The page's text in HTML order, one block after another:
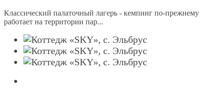
Классический палаточный лагерь - кемпинг по-прежнему
работает на территории пар...